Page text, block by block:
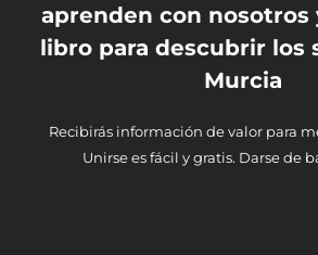
aprenden con nosotros
libro para descubrir los
Murcia
Recibirás información de valor para
Unirse es fácil y gratis. Darse de